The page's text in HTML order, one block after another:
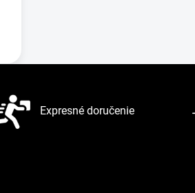
Expresné doručenie